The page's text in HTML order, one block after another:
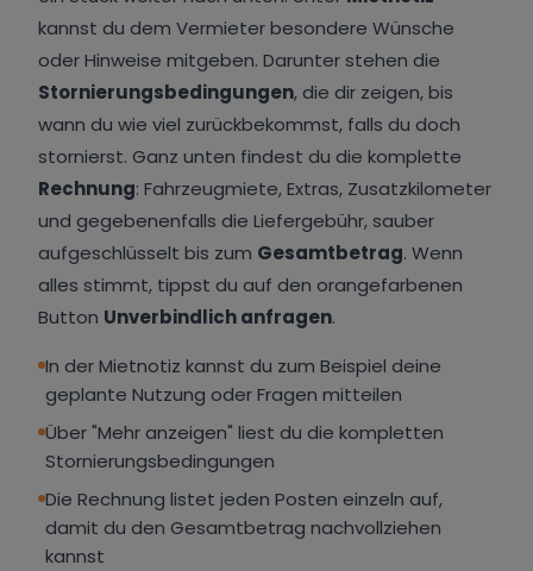
kannst du dem Vermieter besondere Wünsche
oder Hinweise mitgeben. Darunter stehen die
Stornierungsbedingungen, die dir zeigen, bis
wann du wie viel zurückbekommst, falls du doch
stornierst. Ganz unten findest du die komplette
Rechnung: Fahrzeugmiete, Extras, Zusatzkilometer
und gegebenenfalls die Liefergebühr, sauber
aufgeschlüsselt bis zum Gesamtbetrag. Wenn
alles stimmt, tippst du auf den orangefarbenen
Button Unverbindlich anfragen.
In der Mietnotiz kannst du zum Beispiel deine
geplante Nutzung oder Fragen mitteilen
Über "Mehr anzeigen" liest du die kompletten
Stornierungsbedingungen
Die Rechnung listet jeden Posten einzeln auf,
damit du den Gesamtbetrag nachvollziehen
kannst